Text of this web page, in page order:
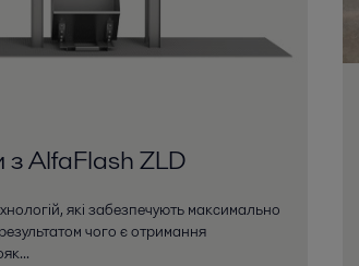
з AlfaFlash ZLD
які забезпечують максимально
чого є отримання